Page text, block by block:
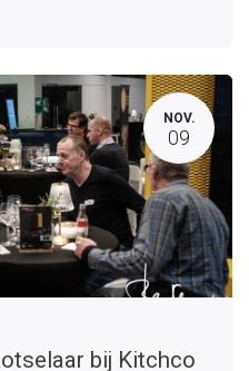
NOV.
09
bij Kitchco